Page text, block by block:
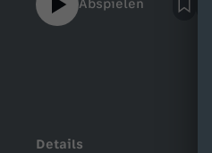
Abspielen
Details